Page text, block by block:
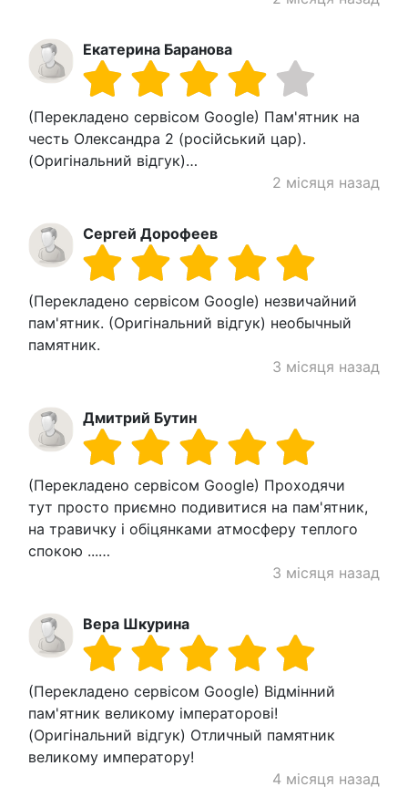
Екатерина Баранова
(Перекладено сервісом Google) Пам'ятник на
честь Олександра 2 (російський цар).
(Оригінальний відгук)…
2 місяця назад
Сергей Дорофеев
(Перекладено сервісом Google) незвичайний
пам'ятник. (Оригінальний відгук) необычный
памятник.
3 місяця назад
Дмитрий Бутин
(Перекладено сервісом Google) Проходячи
тут просто приємно подивитися на пам'ятник,
на травичку і обіцянками атмосферу теплого
спокою ...…
3 місяця назад
Вера Шкурина
(Перекладено сервісом Google) Відмінний
пам'ятник великому імператорові!
(Оригінальний відгук) Отличный памятник
великому императору!
4 місяця назад